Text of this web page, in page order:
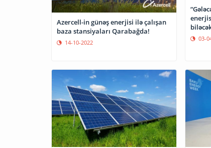
Azercell-in günəş enerjisi ilə çalışan
baza stansiyaları Qarabağda!
14-10-2022
03-